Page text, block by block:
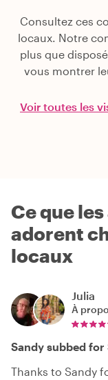
Consultez ces
locaux. Notre
plus que
vous montrer
Voir toutes les
Ce que
adorent
locaux
Julia
À
Sandy subbed
Thanks to Sandy